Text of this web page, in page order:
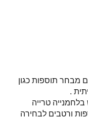
מבחר תוספות כגון
.
טרייה
ורטבים לבחירה